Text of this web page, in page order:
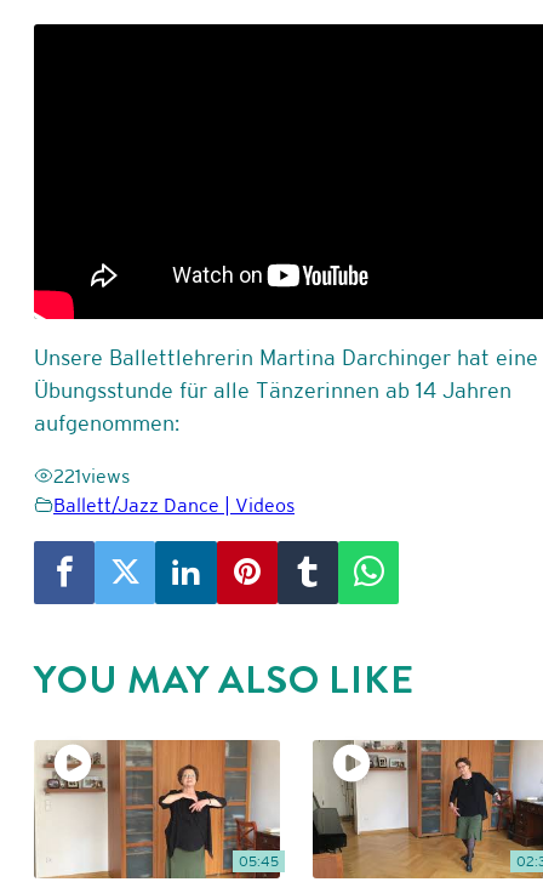
Unsere Ballettlehrerin Martina Darchinger hat eine
Übungsstunde für alle Tänzerinnen ab 14 Jahren
aufgenommen:
221views
Ballett/Jazz Dance | Videos
YOU MAY ALSO LIKE
05:45